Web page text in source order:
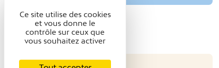
Ce site utilise des cookies
et vous donne le
contrôle sur ceux que
vous souhaitez activer